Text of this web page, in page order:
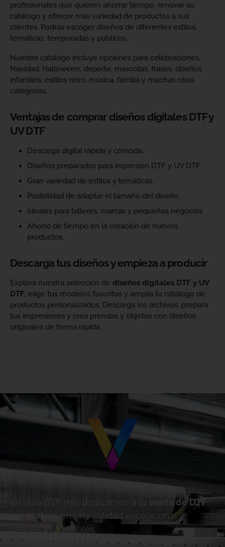
profesionales que quieren ahorrar tiempo, renovar su
catálogo y ofrecer más variedad de productos a sus
clientes. Podrás escoger diseños de diferentes estilos,
temáticas, temporadas y públicos.
Nuestro catálogo incluye opciones para celebraciones,
Navidad, Halloween, deporte, mascotas, frases, diseños
infantiles, estilos retro, música, familia y muchas otras
categorías.
Ventajas de comprar diseños digitales DTF y
UV DTF
Descarga digital rápida y cómoda.
Diseños preparados para impresión DTF y UV DTF.
Gran variedad de estilos y temáticas.
Posibilidad de adaptar el tamaño del diseño.
Ideales para talleres, marcas y pequeños negocios.
Ahorro de tiempo en la creación de nuevos
productos.
Descarga tus diseños y empieza a producir
Explora nuestra selección de diseños digitales DTF y UV
DTF, elige tus modelos favoritos y amplía tu catálogo de
productos personalizados. Descarga los archivos, prepara
tus impresiones y crea prendas y objetos con diseños
originales de forma rápida.
En Viva DTF nos dedicamos a la
venta de DTF
por metros
en una calidad excepcional y
precios inigualables.